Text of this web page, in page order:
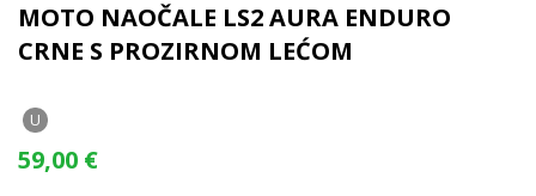
MOTO NAOČALE LS2 AURA ENDURO
CRNE S PROZIRNOM LEĆOM
U
59,00 €